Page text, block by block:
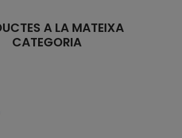
A LA MATEIXA
CATEGORIA